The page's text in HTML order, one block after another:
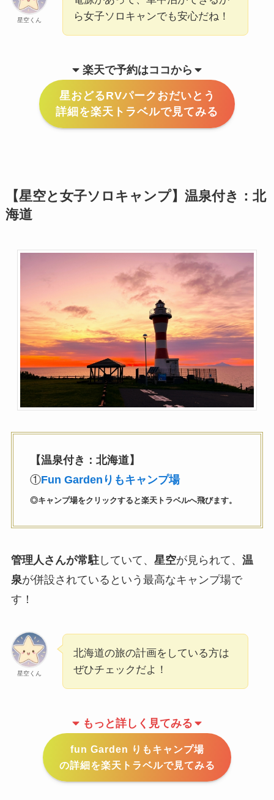
星空くん
ら女子ソロキャンでも安心だね！
楽天で予約はココから
星おどるRVパークおだいとう
詳細を楽天トラベルで見てみる
【星空と女子ソロキャンプ】温泉付き：北
海道
【温泉付き：北海道】
①Fun Gardenりもキャンプ場
◎キャンプ場をクリックすると楽天トラベルへ飛びます。
管理人さんが常駐していて、 星空が見られて、 温
泉が併設されているという最高なキャンプ場で
す！
星空くん
北海道の旅の計画をしている方は
ぜひチェックだよ！
もっと詳しく見てみる
fun Garden りもキャンプ場
の詳細を楽天トラベルで見てみる